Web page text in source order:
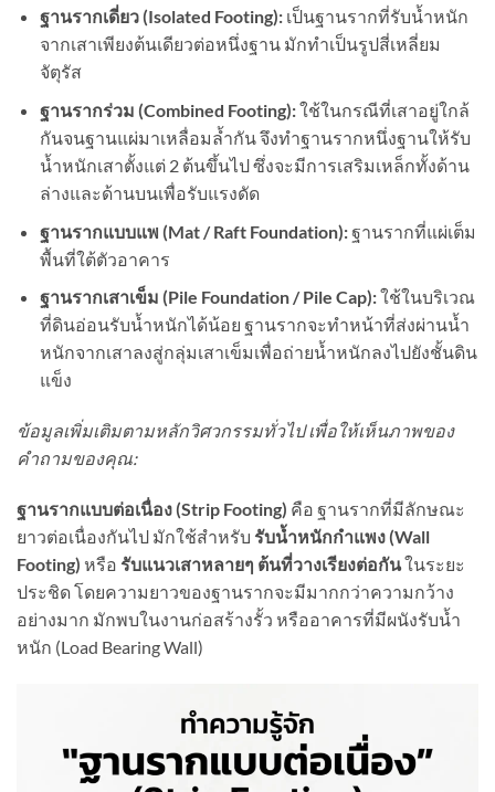
ฐานรากเดี่ยว (Isolated Footing):เป็นฐานรากที่รับน้ำหนัก
จากเสาเพียงต้นเดียวต่อหนึ่งฐาน มักทำเป็นรูปสี่เหลี่ยม
จัตุรัส
ฐานรากร่วม (Combined Footing):ใช้ในกรณีที่เสาอยู่ใกล้
กันจนฐานแผ่มาเหลื่อมล้ำกัน จึงทำฐานรากหนึ่งฐานให้รับ
น้ำหนักเสาตั้งแต่ 2 ต้นขึ้นไป ซึ่งจะมีการเสริมเหล็กทั้งด้าน
ล่างและด้านบนเพื่อรับแรงดัด
ฐานรากแบบแพ (Mat / Raft Foundation):ฐานรากที่แผ่เต็ม
พื้นที่ใต้ตัวอาคาร
ฐานรากเสาเข็ม (Pile Foundation / Pile Cap):ใช้ในบริเวณ
ที่ดินอ่อนรับน้ำหนักได้น้อย ฐานรากจะทำหน้าที่ส่งผ่านน้ำ
หนักจากเสาลงสู่กลุ่มเสาเข็มเพื่อถ่ายน้ำหนักลงไปยังชั้นดิน
แข็ง
ข้อมูลเพิ่มเติมตามหลักวิศวกรรมทั่วไป เพื่อให้เห็นภาพของ
คำถามของคุณ:
ฐานรากแบบต่อเนื่อง (Strip Footing) คือ ฐานรากที่มีลักษณะ
ยาวต่อเนื่องกันไป มักใช้สำหรับ รับน้ำหนักกำแพง (Wall
Footing) หรือ รับแนวเสาหลายๆ ต้นที่วางเรียงต่อกันในระยะ
ประชิด โดยความยาวของฐานรากจะมีมากกว่าความกว้าง
อย่างมาก มักพบในงานก่อสร้างรั้ว หรืออาคารที่มีผนังรับน้ำ
หนัก (Load Bearing Wall)